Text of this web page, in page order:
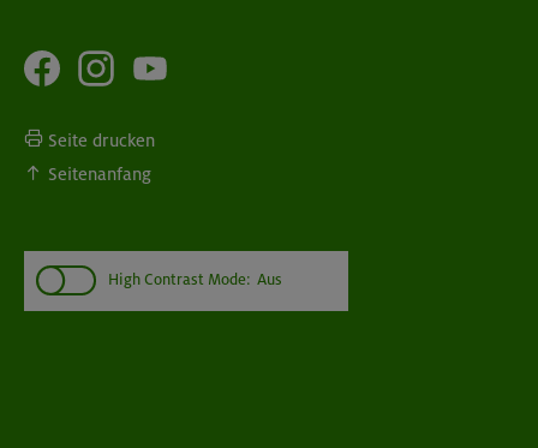
Seite drucken
Seitenanfang
High Contrast Mode: Aus